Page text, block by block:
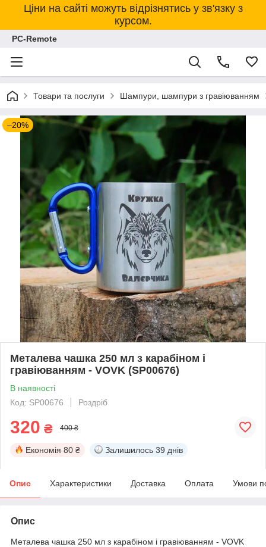
Ціни на сайті можуть відрізнятись у зв'язку з
курсом.
PC-Remote
Товари та послуги Шампури, шампури з гравіюванням
–20%
Металева чашка 250 мл з карабіном і
гравіюванням - VOVK (SP00676)
В наявності
Код: SP00676
Роздріб
320 ₴ 400 ₴
Економія 80 ₴ Залишилось 39 днів
Опис Характеристики Доставка Оплата Умови
Опис
Металева чашка 250 мл з карабіном і гравіюванням - VOVK